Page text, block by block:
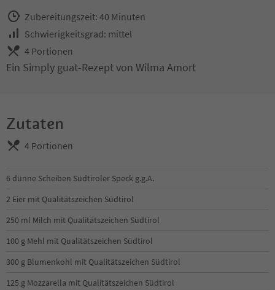
Zubereitungszeit: 40 Minuten
Schwierigkeitsgrad: mittel
4 Portionen
Ein Simply guat-Rezept von Wilma Amort
Zutaten
4 Portionen
6 dünne Scheiben Südtiroler Speck g.g.A.
2 Eier mit Qualitätszeichen Südtirol
250 ml Milch mit Qualitätszeichen Südtirol
100 g Mehl mit Qualitätszeichen Südtirol
300 g Blumenkohl mit Qualitätszeichen Südtirol
125 g Mozzarella mit Qualitätszeichen Südtirol